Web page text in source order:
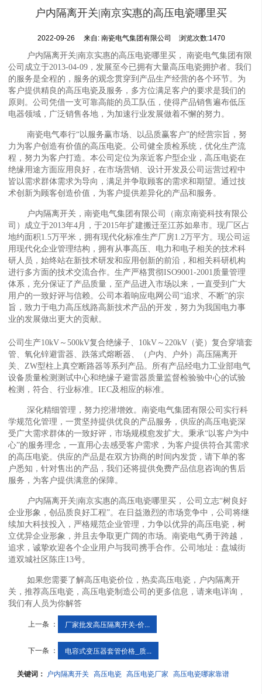
户内隔离开关|南京实惠的高压电瓷哪里买
2022-09-26 来自: 南瓷电气集团有限公司 浏览次数:1470
户内隔离开关|南京实惠的高压电瓷哪里买， 南瓷电气集团有限
公司成立于2013-04-09，发展至今已拥有大量高压电瓷拥护者。我们
的服务是全程的，服务的观念贯穿到产品生产经营的各个环节。为
客户提供精良的高压电瓷及服务，多方位满足客户的要求是我们的
原则。公司凭借一支可靠高能的员工队伍，使得产品销售遍布低压
电器领域，广泛销售各地，为加速行业发展做着不懈的努力。
南瓷电气奉行“以服务赢市场、以品质赢客户”的经营宗旨，努
力为客户创造有价值的高压电瓷。公司健全质检系统，优化生产流
程，努力为客户打造。本公司定位为亲近客户型企业，高压电瓷在
绝缘用途方面应用良好，在市场营销、设计开发及公司运营过程中
皆以需求群体需求为导向，满足并争取顾客的需求和期望。通过技
术创新为顾客创造价值，为客户提供差异化的产品和服务。
户内隔离开关，南瓷电气集团有限公司（南京南瓷科技有限公
司）成立于2013年4月，于2015年扩建搬迁至江苏如皋市。现厂区占
地约面积1.5万平米，拥有现代化标准生产厂房1.2万平方。现公司运
用现代化企业管理结构，拥有从事高压、电力和电子相关的技术科
研人员，始终站在新技术研发和应用创新的前沿，和相关科研机构
进行多方面的技术交流合作。生产严格贯彻ISO9001-2001质量管理
体系，充分保证了产品质量，至产品进入市场以来，一直受到广大
用户的一致好评与信赖。公司本着响应电网公司“追求、不断”的宗
旨，致力于电力高压线路高新技术产品的开发，努力为我国电力事
业的发展做出更大的贡献。
公司生产10kV～500kV复合绝缘子、10kV～220kV（瓷）复合穿墙套
管、氧化锌避雷器、跌落式熔断器、（户内、户外）高压隔离开
关、ZW型柱上真空断路器等系列产品。所有产品经电力工业部电气
设备质量检测测试中心和绝缘子避雷器质量监督检验验中心的试验
检测，符合、行业标准。IEC及相应的标准。
深化精细管理，努力挖潜增效。南瓷电气集团有限公司实行科
学规范化管理，一贯坚持提供优良的产品服务，供应的高压电瓷深
受广大需求群体的一致好评，市场规模愈发扩大。秉承“以客户为中
心”的服务理念，一直用心去感受客户需求，为客户提供符合其需求
的高压电瓷。供应的产品是在双方协商的时间内发货，请下单的客
户悉知，针对售出的产品，我们还将提供免费产品信息咨询的售后
服务，为客户提供满意的保障。
户内隔离开关|南京实惠的高压电瓷哪里买， 公司立志“树良好
企业形象，创品质良好工程”。在日益激烈的市场竞争中，公司将继
续加大科技投入，严格规范企业管理，力争以优异的高压电瓷，树
立优异企业形象，并且去争取更广阔的市场。南瓷电气勇于跨越，
追求，诚挚欢迎各个企业用户与我司携手合作。公司地址：盘城街
道双城社区陈庄13号。
如果您需要了解高压电瓷价位，热卖高压电瓷，户内隔离开
关，推荐高压电瓷，高压电瓷制造公司的更多信息，请来电详询，
我们有人员为你解答
上一条 ： 厂家批发高压隔离开关-价...
下一条 ： 电容式变压器套管价格_质...
关键词： 户内隔离开关 高压电瓷 高压电瓷厂家 高压电瓷哪家靠谱